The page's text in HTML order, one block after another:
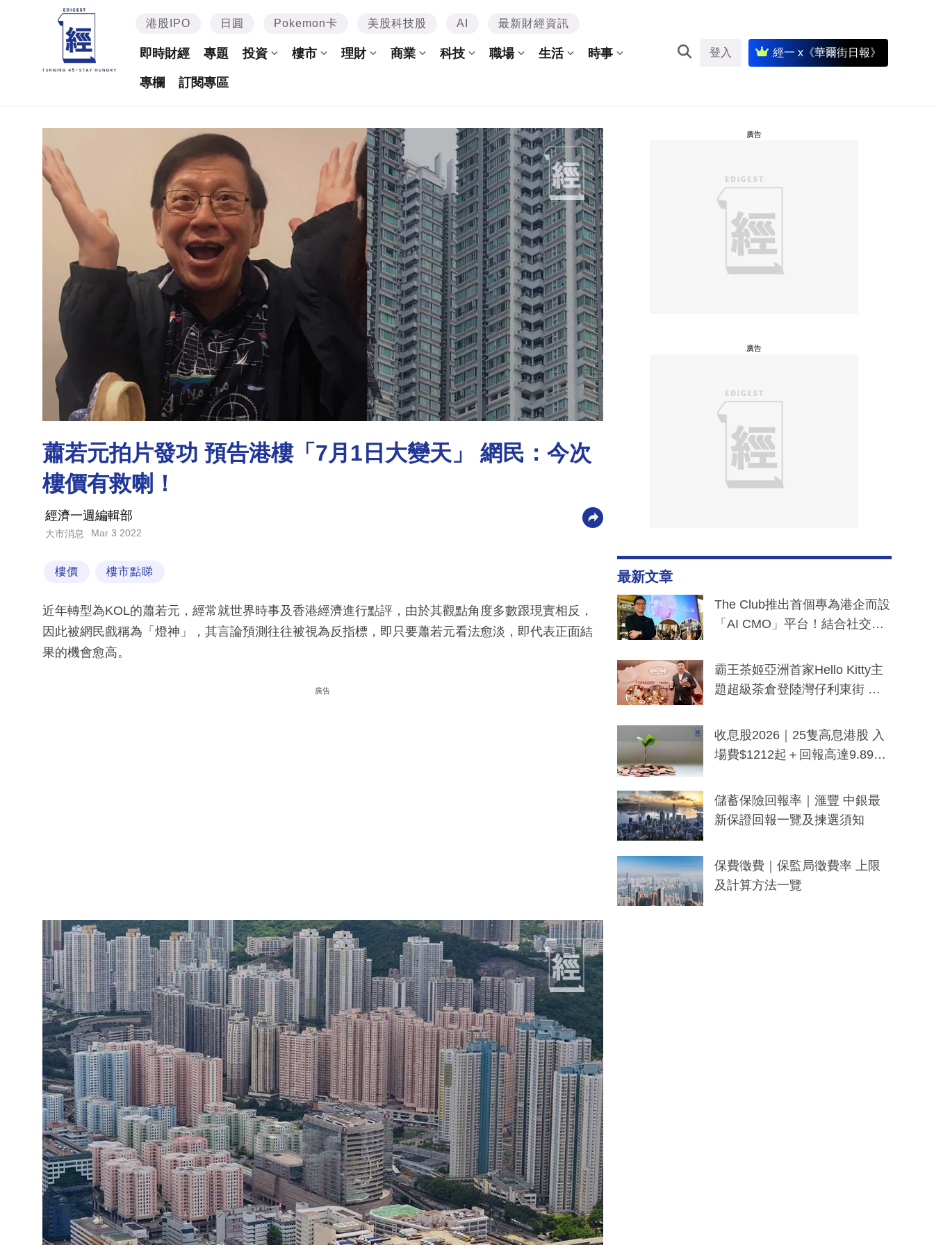
港股IPO 日圓 Pokemon卡 美股科技股 AI 最新財經資訊
即時財經 專題 投資 樓市 理財 商業 科技 職場 生活 時事
專欄 訂閱專區
登入 經一 x《華爾街日報》
蕭若元拍片發功 預告港樓「7月1日大變天」 網民：今次
樓價有救喇！
經濟一週編輯部
大市消息 Mar 3 2022
樓價 樓市點睇
近年轉型為KOL的蕭若元，經常就世界時事及香港經濟進行點評，由於其觀點角度多數跟現實相反，
因此被網民戲稱為「燈神」，其言論預測往往被視為反指標，即只要蕭若元看法愈淡，即代表正面結
果的機會愈高。
廣告
廣告
廣告
最新文章
The Club推出首個專為港企而設
「AI CMO」平台！結合社交聆
分鐘生成「貼地」宣傳短片
霸王茶姬亞洲首家Hello Kitty主
題超級茶倉登陸灣仔利東街 推
y及香港限定特調系列
收息股2026｜25隻高息港股 入
場費$1212起＋回報高達9.89
儲蓄保險回報率｜滙豐 中銀最
新保證回報一覽及揀選須知
保費徵費｜保監局徵費率 上限
及計算方法一覽